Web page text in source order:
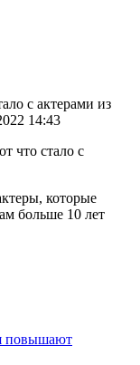
с актерами из
14:43
которые
больше 10 лет
повышают